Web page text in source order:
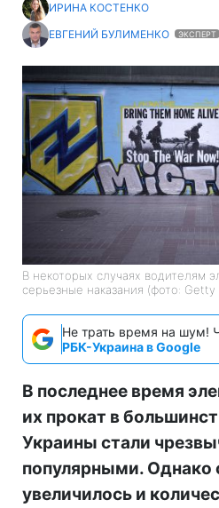
ИРИНА КОСТЕНКО
ЕВГЕНИЙ БУЛИМЕНКО
ЭКСПЕРТ
В некоторых случаях водителям
серьезные наказания (фото: Getty
Не трать время на шум!
РБК-Украина в Google
В последнее время
их прокат в
Украины стали
популярными. Однако
увеличилось и